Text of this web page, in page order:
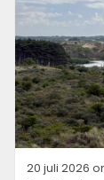
20 juli 2026